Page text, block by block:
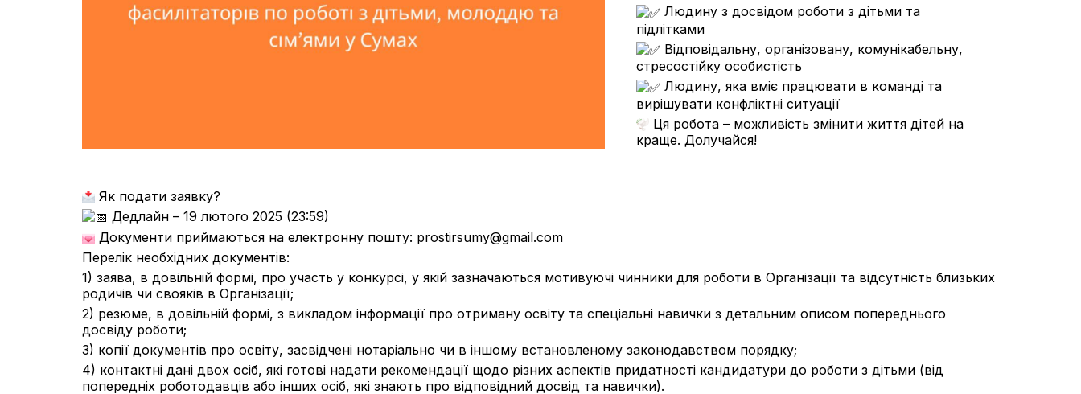
Людину з досвідом роботи з дітьми та
підлітками
Відповідальну, організовану, комунікабельну,
стресостійку особистість
Людину, яка вміє працювати в команді та
вирішувати конфліктні ситуації
Ця робота – можливість змінити життя дітей на
краще. Долучайся!
Як подати заявку?
Дедлайн – 19 лютого 2025 (23:59)
Документи приймаються на електронну пошту: prostirsumy@gmail.com
Перелік необхідних документів:
1) заява, в довільній формі, про участь у конкурсі, у якій зазначаються мотивуючі чинники для роботи в Організації та відсутність близьких
родичів чи свояків в Організації;
2) резюме, в довільній формі, з викладом інформації про отриману освіту та спеціальні навички з детальним описом попереднього
досвіду роботи;
3) копії документів про освіту, засвідчені нотаріально чи в іншому встановленому законодавством порядку;
4) контактні дані двох осіб, які готові надати рекомендації щодо різних аспектів придатності кандидатури до роботи з дітьми (від
попередніх роботодавців або інших осіб, які знають про відповідний досвід та навички).